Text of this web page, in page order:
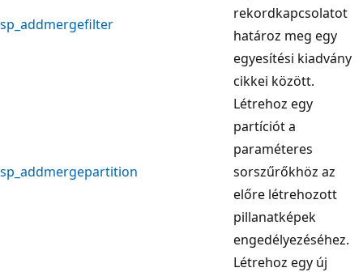
sp_addmergefilter
rekordkapcsolatot
határoz meg egy
egyesítési kiadvány
cikkei között.
sp_addmergepartition
Létrehoz egy
partíciót a
paraméteres
sorszűrőkhöz az
előre létrehozott
pillanatképek
engedélyezéséhez.
Létrehoz egy új